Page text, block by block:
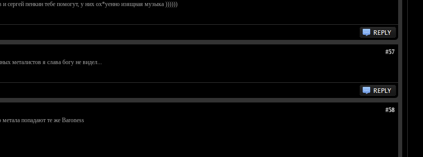
сергей пенкин тебе помогут, у них ох*уенно изящная музыка ))))))
#57
металистов я слава богу не видел...
#58
попадают те же Baroness